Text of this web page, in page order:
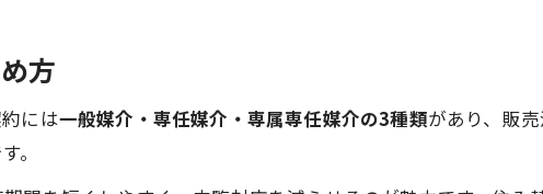
方
には一般媒介・専任媒介・専属専任媒介の3種類があり、販
。